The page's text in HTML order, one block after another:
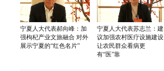
宁夏人大代表郝向峰：加
强枸杞产业文旅融合 对外
展示宁夏的“红色名片”
宁夏人大代表苏志兰：建
议加强农村医疗设施建设
让农民群众看病更
有“医”靠